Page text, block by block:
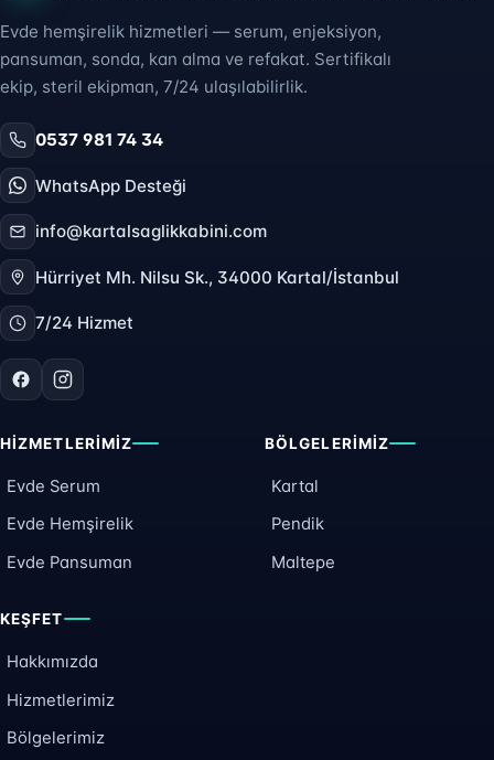
Evde hemşirelik hizmetleri — serum, enjeksiyon,
pansuman, sonda, kan alma ve refakat. Sertifikalı
ekip, steril ekipman, 7/24 ulaşılabilirlik.
0537 981 74 34
WhatsApp Desteği
info@kartalsaglikkabini.com
Hürriyet Mh. Nilsu Sk., 34000 Kartal/İstanbul
7/24 Hizmet
HIZMETLERIMIZ
Evde Serum
Evde Hemşirelik
Evde Pansuman
BÖLGELERIMIZ
Kartal
Pendik
Maltepe
KEŞFET
Hakkımızda
Hizmetlerimiz
Bölgelerimiz